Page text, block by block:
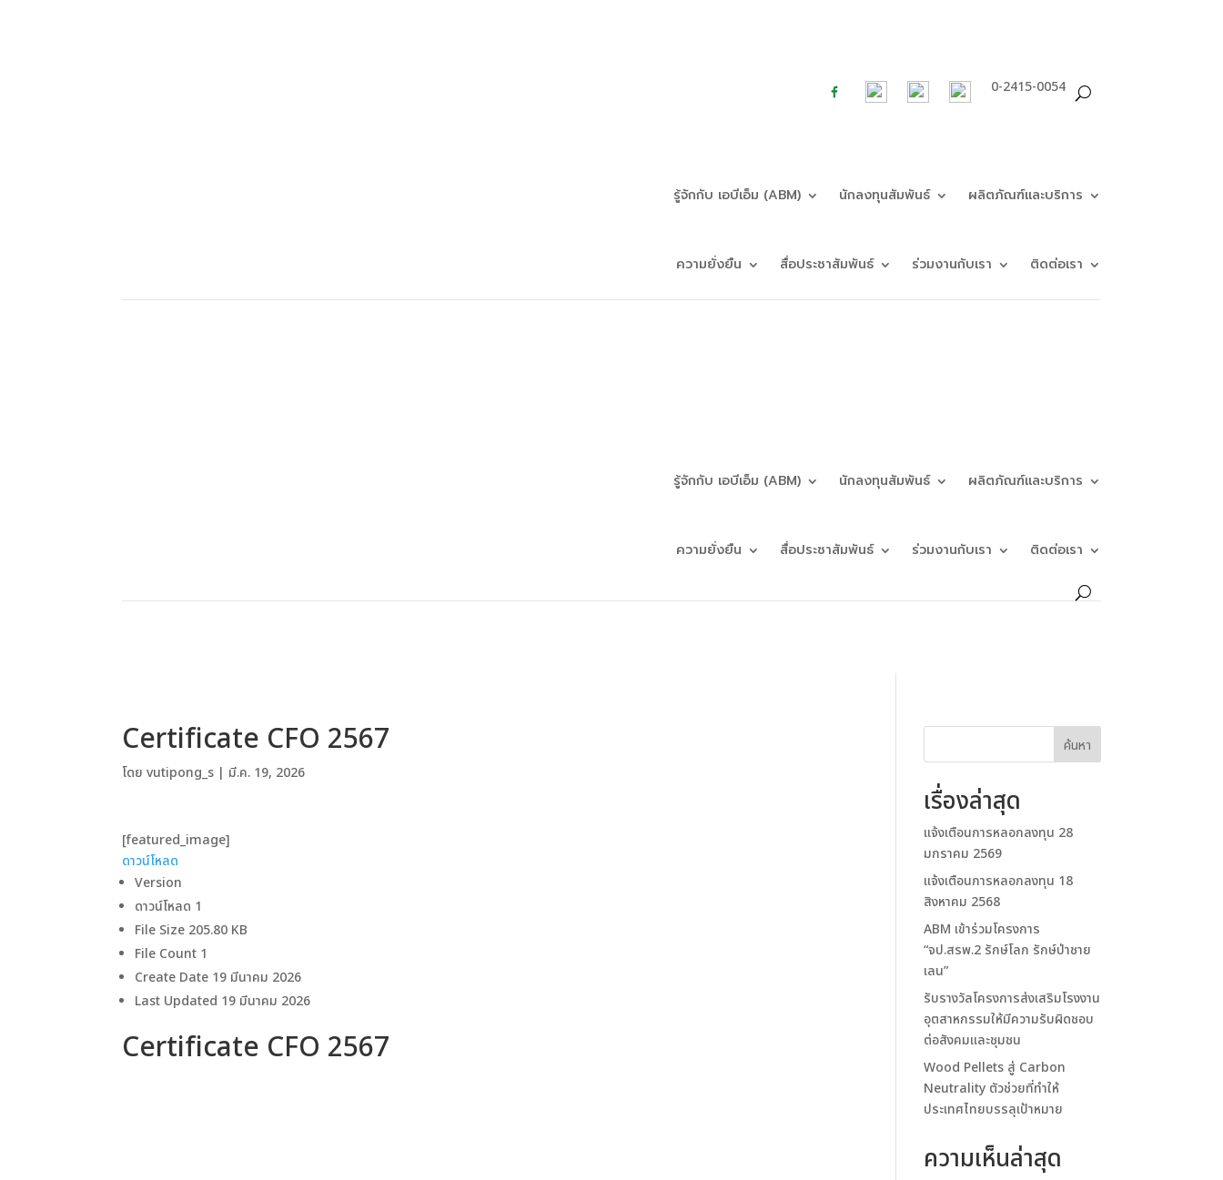
0-2415-0054
รู้จักกับ เอบีเอ็ม (ABM) นักลงทุนสัมพันธ์ ผลิตภัณฑ์และบริการ
ความยั่งยืน สื่อประชาสัมพันธ์ ร่วมงานกับเรา ติดต่อเรา
รู้จักกับ เอบีเอ็ม (ABM) นักลงทุนสัมพันธ์ ผลิตภัณฑ์และบริการ
ความยั่งยืน สื่อประชาสัมพันธ์ ร่วมงานกับเรา ติดต่อเรา
Certificate CFO 2567
โดยvutipong_s | มี.ค. 19, 2026
[featured_image]
ดาวน์โหลด
Version
ดาวน์โหลด 1
File Size 205.80 KB
File Count 1
Create Date 19 มีนาคม 2026
Last Updated 19 มีนาคม 2026
Certificate CFO 2567
ค้นหา
เรื่องล่าสุด
แจ้งเตือนการหลอกลงทุน 28
มกราคม 2569
แจ้งเตือนการหลอกลงทุน 18
สิงหาคม 2568
ABM เข้าร่วมโครงการ
“จป.สรพ.2 รักษ์โลก รักษ์ป่าชาย
เลน”
รับรางวัลโครงการส่งเสริมโรงงาน
อุตสาหกรรมให้มีความรับผิดชอบ
ต่อสังคมและชุมชน
Wood Pellets สู่ Carbon
Neutrality ตัวช่วยที่ทำให้
ประเทศไทยบรรลุเป้าหมาย
ความเห็นล่าสุด